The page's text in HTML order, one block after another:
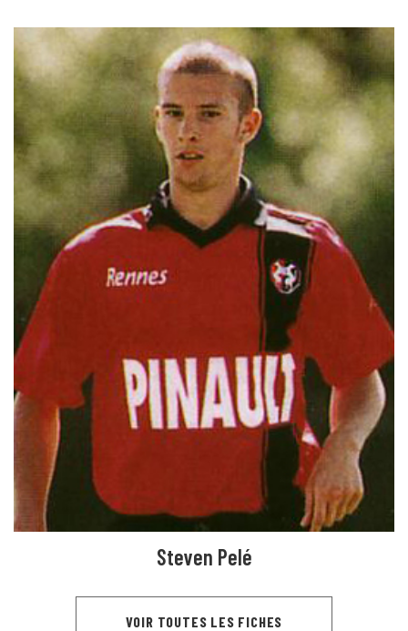
Steven Pelé
VOIR TOUTES LES FICHES